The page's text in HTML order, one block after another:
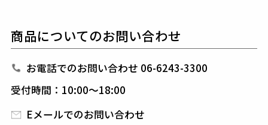
1PIU1UGUALE3 GOLF（ウノピゥウノウグァーレト
レ ゴルフ）
の上質な素材を贅沢に使用し、
をリリースし続ける1PIU1UGUALE3。
商品についてのお問い合わせ
お電話でのお問い合わせ 06-6243-3300
受付時間：10:00～18:00
Eメールでのお問い合わせ